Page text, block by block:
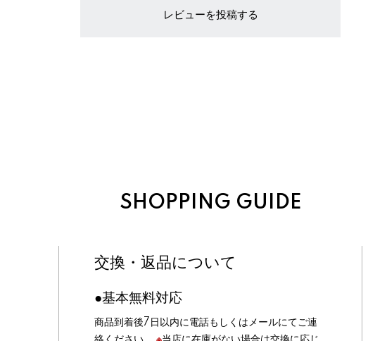
レビューを投稿する
SHOPPING GUIDE
交換・返品について
●基本無料対応
商品到着後7日以内に電話もしくはメールにてご連